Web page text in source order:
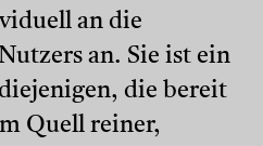
an die
an. Sie ist ein
die bereit
Quell reiner,